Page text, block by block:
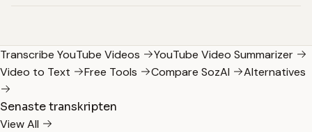
Transcribe YouTube Videos
YouTube Video Summarizer
Video to Text
Free Tools Compare SozAI Alternatives
Senaste transkripten
View All